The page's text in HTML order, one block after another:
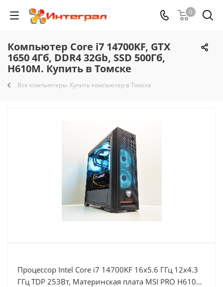
0
Компьютер Core i7 14700KF, GTX
1650 4Гб, DDR4 32Gb, SSD 500Гб,
H610M. Купить в Томске
Все компьютеры. Купить компьютер в Томске
Процессор Intel Core i7 14700KF 16x5.6 ГГц 12x4.3
ГГц TDP 253Вт, Материнская плата MSI PRO H610M-